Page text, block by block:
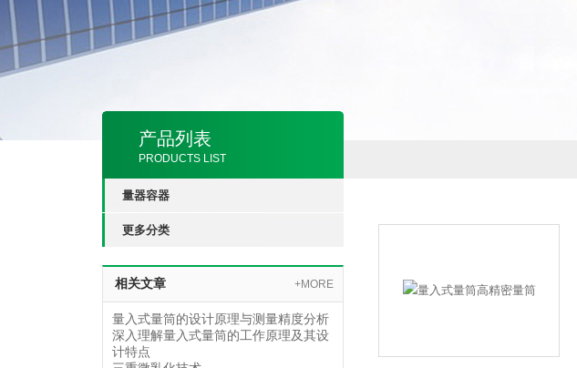
产品列表
PRODUCTS LIST
量器容器
更多分类
相关文章 +MORE
量入式量筒的设计原理与测量精度分析
深入理解量入式量筒的工作原理及其设
计特点